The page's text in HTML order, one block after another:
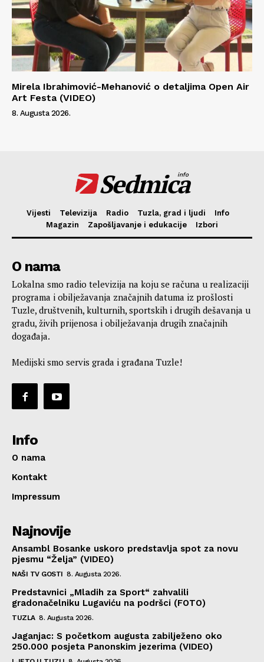
Mirela Ibrahimović-Mehanović o detaljima Open Air
Art Festa (VIDEO)
8. Augusta 2026.
Sedmica
info
Vijesti Televizija Radio Tuzla, grad i ljudi
Info
Magazin
Zapošljavanje i edukacije Izbori
O nama
Lokalna smo radio televizija na koju se računa u realizaciji
programa i obilježavanja značajnih datuma iz prošlosti
Tuzle, društvenih, kulturnih, sportskih i drugih dešavanja u
gradu, živih prijenosa i obilježavanja drugih značajnih
događaja.
Medijski smo servis grada i građana Tuzle!
Info
O nama
Kontakt
Impressum
Najnovije
Ansambl Bosanke uskoro predstavlja spot za novu
pjesmu “Želja” (VIDEO)
NAŠI TV GOSTI 8. Augusta 2026.
Predstavnici „Mladih za Sport“ zahvalili
gradonačelniku Lugaviću na podršci (FOTO)
TUZLA 8. Augusta 2026.
Jaganjac: S početkom augusta zabilježeno oko
250.000 posjeta Panonskim jezerima (VIDEO)